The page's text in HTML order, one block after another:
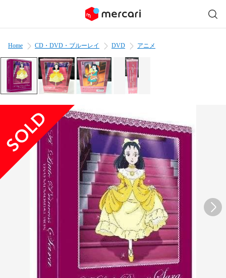
Home CD・DVD・ブルーレイ DVD アニメ